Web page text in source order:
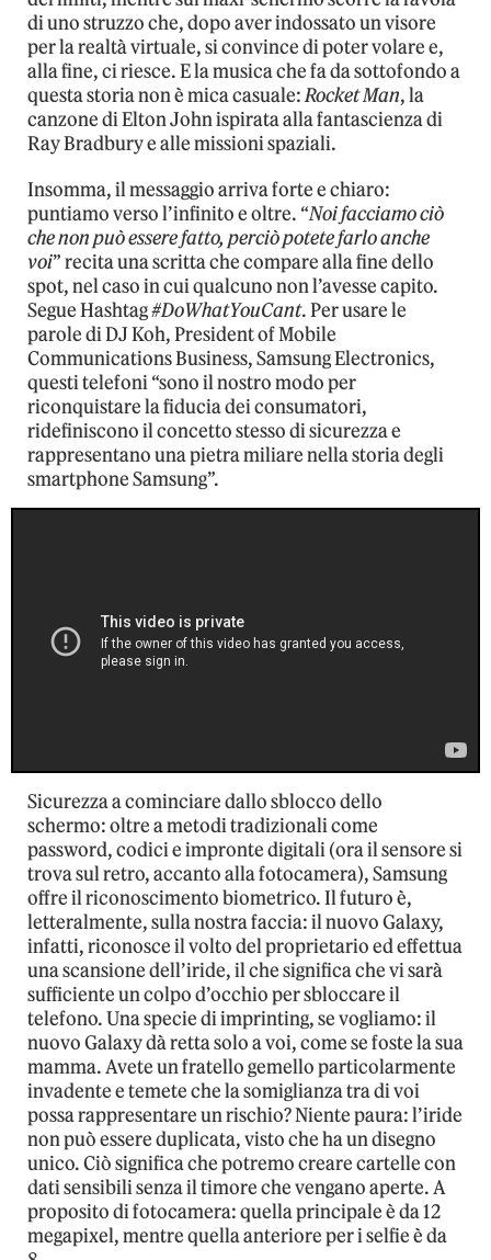
di uno struzzo che, dopo aver indossato un visore
per la realtà virtuale, si convince di poter volare e,
alla fine, ci riesce. E la musica che fa da sottofondo a
questa storia non è mica casuale:Rocket Man, la
canzone di Elton John ispirata alla fantascienza di
Ray Bradbury e alle missioni spaziali.
Insomma, il messaggio arriva forte e chiaro:
puntiamo verso l’infinito e oltre. “Noi facciamo ciò
che non può essere fatto, perciò potete farlo anche
voi” recita una scritta che compare alla fine dello
spot, nel caso in cui qualcuno non l’avesse capito.
Segue Hashtag#DoWhatYouCant. Per usare le
parole di DJ Koh, President of Mobile
Communications Business, Samsung Electronics,
questi telefoni “sono il nostro modo per
riconquistare la fiducia dei consumatori,
ridefiniscono il concetto stesso di sicurezza e
rappresentano una pietra miliare nella storia degli
smartphone Samsung”.
Sicurezza a cominciare dallo sblocco dello
schermo: oltre a metodi tradizionali come
password, codici e impronte digitali (ora il sensore si
trova sul retro, accanto alla fotocamera), Samsung
offre il riconoscimento biometrico. Il futuro è,
letteralmente, sulla nostra faccia: il nuovo Galaxy,
infatti, riconosce il volto del proprietario ed effettua
una scansione dell’iride, il che significa che vi sarà
sufficiente un colpo d’occhio per sbloccare il
telefono. Una specie di imprinting, se vogliamo: il
nuovo Galaxy dà retta solo a voi, come se foste la sua
mamma. Avete un fratello gemello particolarmente
invadente e temete che la somiglianza tra di voi
possa rappresentare un rischio? Niente paura: l’iride
non può essere duplicata, visto che ha un disegno
unico. Ciò significa che potremo creare cartelle con
dati sensibili senza il timore che vengano aperte. A
proposito di fotocamera: quella principale è da 12
megapixel, mentre quella anteriore per i selfie è da